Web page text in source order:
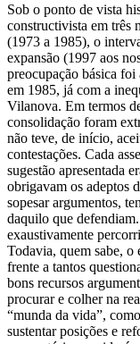
Sob o ponto de vista
constructivista em três
(1973 a 1985), o
expansão (1997 aos
preocupação básica
em 1985, já com a
Vilanova. Em termos
consolidação foram
não teve, de início,
contestações. Cada
sugestão apresentada
obrigavam os adeptos
sopesar argumentos,
daquilo que
exaustivamente
Todavia, quem sabe,
frente a tantos
bons recursos
procurar e colher na
“munda da vida”,
sustentar posições e